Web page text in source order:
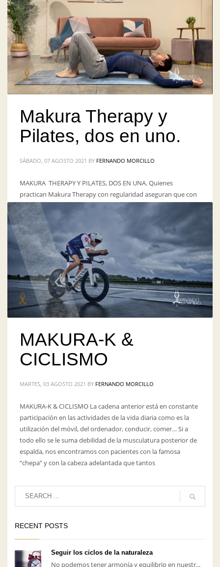
Makura Therapy y
Pilates, dos en uno.
SÁBADO, 07 AGOSTO 2021 BY FERNANDO MORCILLO
MAKURA THERAPY Y PILATES, DOS EN UNA. Quienes
practican Makura Therapy con regularidad aseguran que con
este método se consiguen notables e importantes mejoras en
el tono muscular y la flexibilidad, y ayuda a que se
adopten mejores posturas, por lo que contribuye a prevenir
contracturas o dolores crónicos. En pilates se combinan
ejercicios de equilibrio y resistencia que mejoran
PUBLISHED IN MAKURA,MAKURA THERAPY,MKO,SIN CATEGORÍA
MAKURA-K &
CICLISMO
MARTES, 03 AGOSTO 2021 BY FERNANDO MORCILLO
MAKURA-K & CICLISMO La cadena anterior está en constante
participación en las actividades de la vida diaria como es la
utilización del móvil, del ordenador, conducir, comer… Si a
todo ello se le suma debilidad de la musculatura posterior de
espalda, nos encontramos con pacientes con la famosa
“chepa” y con la cabeza adelantada que tantos
PUBLISHED IN MAKURA,MAKURA THERAPY,MKO,SIN CATEGORÍA
RECENT POSTS
Seguir los ciclos de la naturaleza
No podemos tener armonía y equilibrio en nuestr...